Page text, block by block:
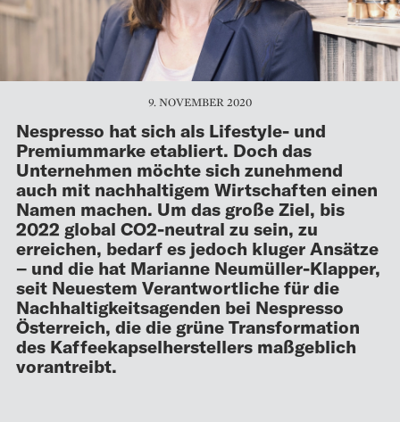
9. NOVEMBER 2020
Nespresso hat sich als Lifestyle- und
Premiummarke etabliert. Doch das
Unternehmen möchte sich zunehmend
auch mit nachhaltigem Wirtschaften einen
Namen machen. Um das große Ziel, bis
2022 global CO2-neutral zu sein, zu
erreichen, bedarf es jedoch kluger Ansätze
– und die hat Marianne Neumüller-Klapper,
seit Neuestem Verantwortliche für die
Nachhaltigkeitsagenden bei Nespresso
Österreich, die die grüne Transformation
des Kaffeekapselherstellers maßgeblich
vorantreibt.